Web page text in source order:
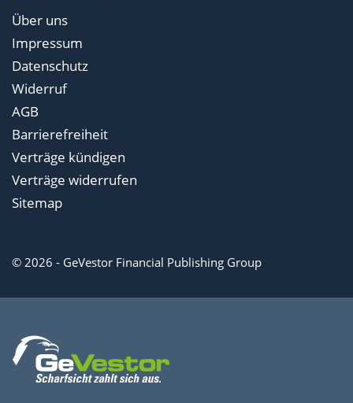
Über uns
Impressum
Datenschutz
Widerruf
AGB
Barrierefreiheit
Verträge kündigen
Verträge widerrufen
Sitemap
© 2026 - GeVestor Financial Publishing Group